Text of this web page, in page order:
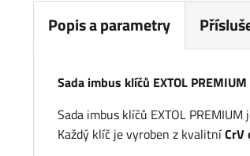
Popis a parametry
Sada imbus klíčů EXTOL
Sada imbus klíčů EXTOL
Každý klíč je vyroben z kvalitníCrV